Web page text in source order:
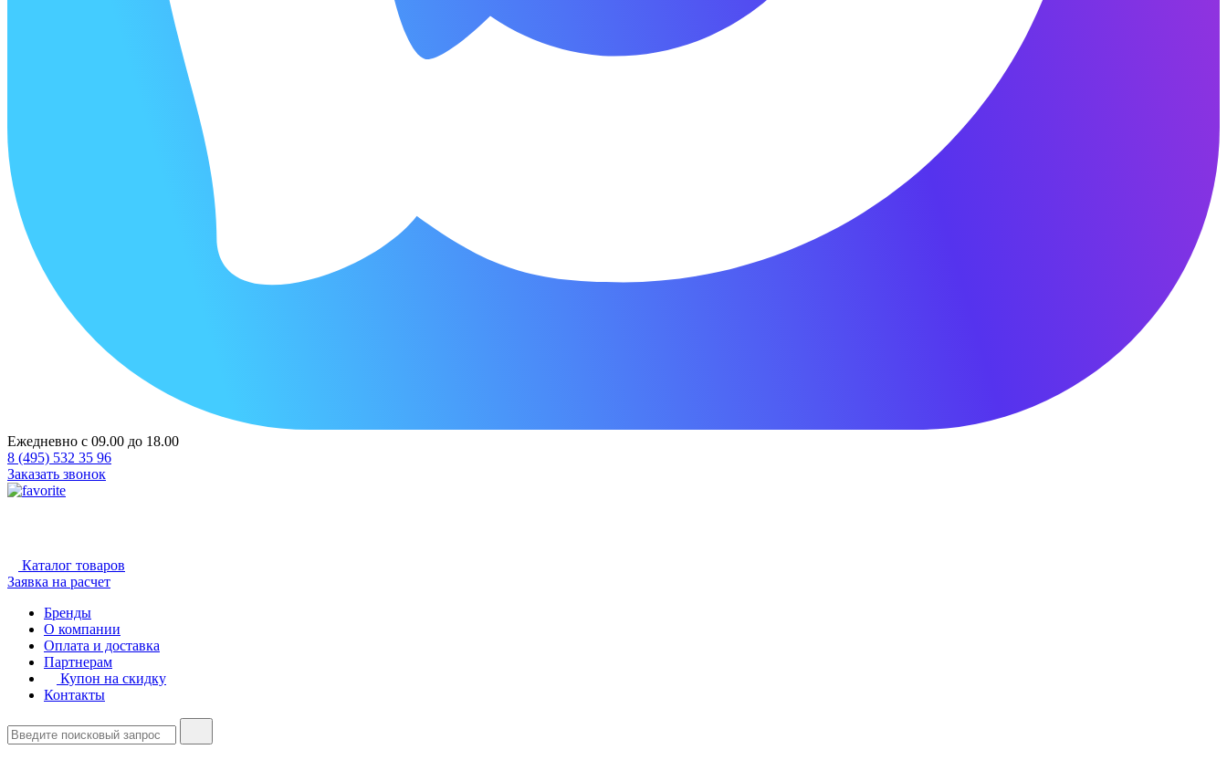
Ежедневно с 09.00 до 18.00
8 (495) 532 35 96
Заказать звонок
Каталог товаров
Заявка на расчет
Бренды
О компании
Оплата и доставка
Партнерам
Купон на скидку
Контакты